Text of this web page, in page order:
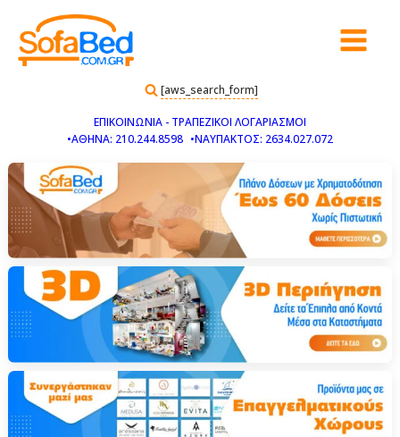
[aws_search_form]
ΕΠΙΚΟΙΝΩΝΙΑ - ΤΡΑΠΕΖΙΚΟΙ ΛΟΓΑΡΙΑΣΜΟΙ
•ΑΘΗΝΑ: 210.244.8598 •ΝΑΥΠΑΚΤΟΣ: 2634.027.072